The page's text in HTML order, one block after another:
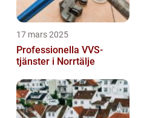
17 mars 2025
Professionella VVS-
tjänster i Norrtälje